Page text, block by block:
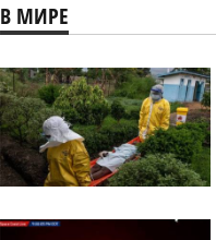
В МИРЕ